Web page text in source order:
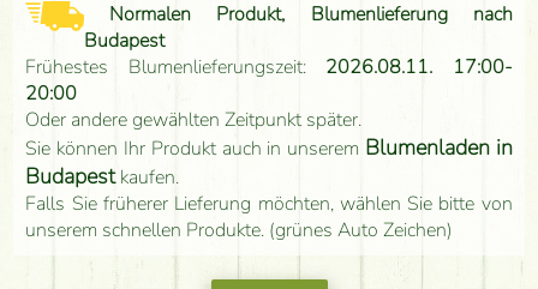
Normalen Produkt, Blumenlieferung nach
Budapest
Frühestes Blumenlieferungszeit: 2026.08.11. 17:00-
20:00
Oder andere gewählten Zeitpunkt später.
Sie können Ihr Produkt auch in unserem Blumenladen in
Budapestkaufen.
Falls Sie früherer Lieferung möchten, wählen Sie bitte von
unserem schnellen Produkte. (grünes Auto Zeichen)